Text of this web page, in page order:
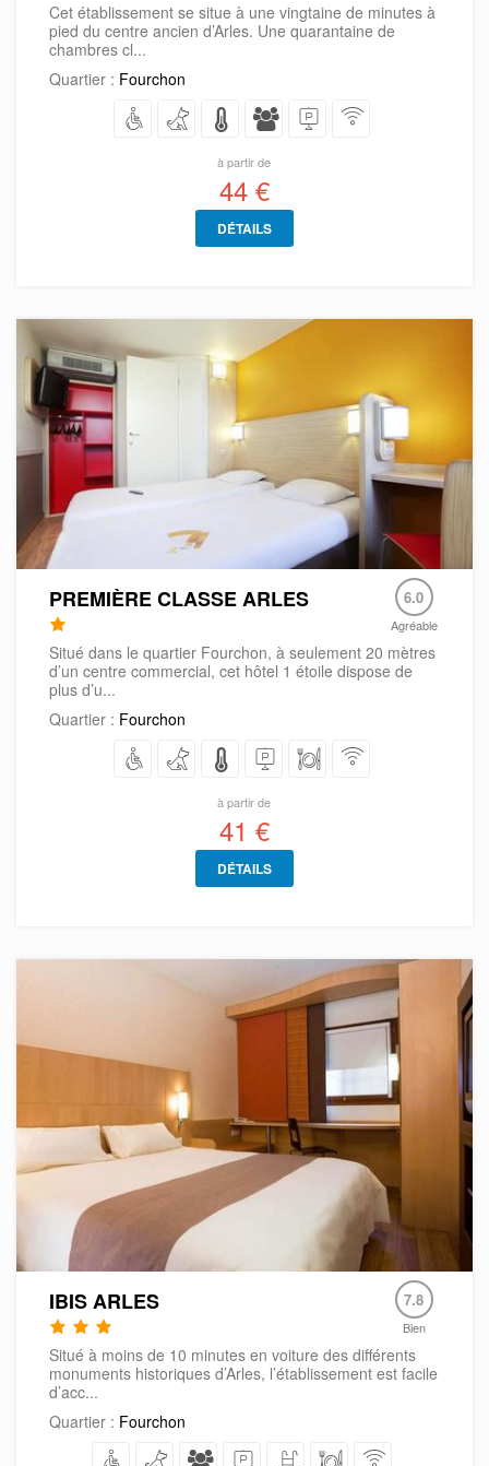
Cet établissement se situe à une vingtaine de minutes à
pied du centre ancien d’Arles. Une quarantaine de
chambres cl...
Quartier : Fourchon
à partir de
44 €
DÉTAILS
PREMIÈRE CLASSE ARLES 6.0
Agréable
Situé dans le quartier Fourchon, à seulement 20 mètres
d’un centre commercial, cet hôtel 1 étoile dispose de
plus d’u...
Quartier : Fourchon
à partir de
41 €
DÉTAILS
IBIS ARLES 7.8
Bien
Situé à moins de 10 minutes en voiture des différents
monuments historiques d’Arles, l’établissement est facile
d’acc...
Quartier : Fourchon